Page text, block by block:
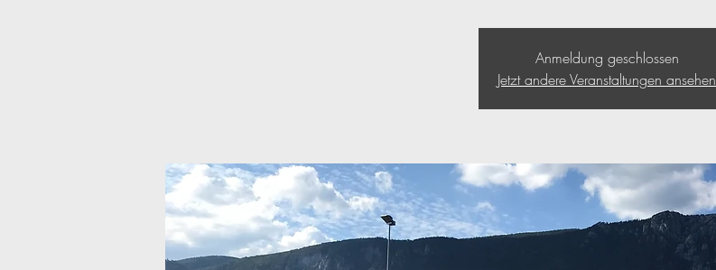
Anmeldung geschlossen
Jetzt andere Veranstaltungen ansehen